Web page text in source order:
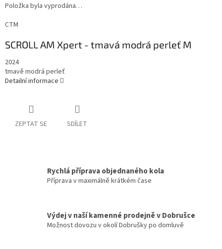
Položka byla vyprodána…
CTM
SCROLL AM Xpert - tmavá modrá perleť M
2024
tmavě modrá perleť
Detailní informace
ZEPTAT SE SDÍLET
Rychlá příprava objednaného kola
Příprava v maximálně krátkém čase
Výdej v naší kamenné prodejně v Dobrušce
Možnost dovozu v okolí Dobrušky po domluvě